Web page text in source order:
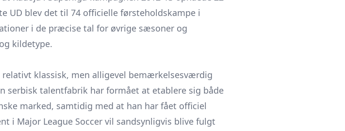
UD blev det til 74 officielle førsteholdskampe i
i de præcise tal for øvrige sæsoner og
kildetype.
klassisk, men alligevel bemærkelsesværdig
serbisk talentfabrik har formået at etablere sig både
marked, samtidig med at han har fået officiel
i Major League Soccer vil sandsynligvis blive fulgt